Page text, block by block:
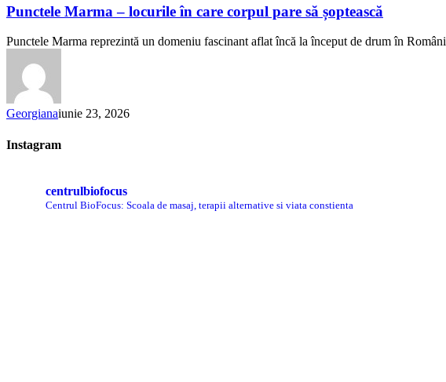
–
locurile
în
care
corpul
pare
șoptească
Punctele Marma – locurile în care corpul pare să șoptească
Punctele Marma reprezintă un domeniu fascinant aflat încă la început de drum în
Georgianaiunie 23, 2026
Instagram
centrulbiofocus
Centrul BioFocus: Scoala de masaj, terapii alternative si viata constienta